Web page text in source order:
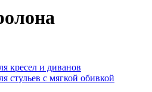
кресел и диванов
стульев с мягкой обивкой